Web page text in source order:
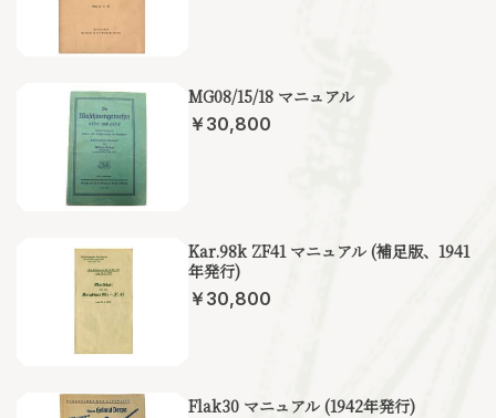
MG08/15/18 マニュアル
￥30,800
Kar.98k ZF41 マニュアル (補足版、1941
年発行)
￥30,800
Flak30 マニュアル (1942年発行)